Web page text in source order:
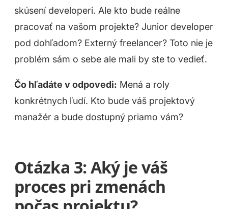
skúsení developeri. Ale kto bude reálne
pracovať na vašom projekte? Junior developer
pod dohľadom? Externý freelancer? Toto nie je
problém sám o sebe ale mali by ste to vedieť.
Čo hľadáte v odpovedi: Mená a roly
konkrétnych ľudí. Kto bude váš projektový
manažér a bude dostupný priamo vám?
Otázka 3: Aký je váš
proces pri zmenách